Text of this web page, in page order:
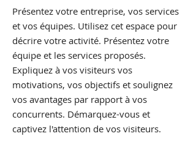
Présentez votre entreprise, vos services
et vos équipes. Utilisez cet espace pour
décrire votre activité. Présentez votre
équipe et les services proposés.
Expliquez à vos visiteurs vos
motivations, vos objectifs et soulignez
vos avantages par rapport à vos
concurrents. Démarquez-vous et
captivez l'attention de vos visiteurs.